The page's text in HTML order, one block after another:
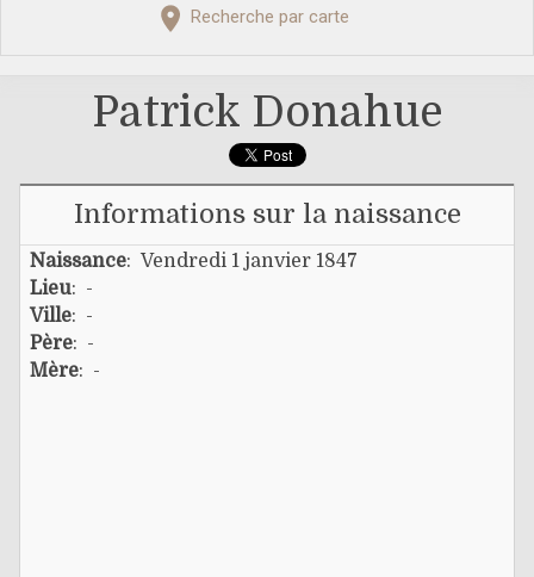
Recherche par carte
Patrick Donahue
Informations sur la naissance
Naissance: Vendredi 1 janvier 1847
Lieu: -
Ville: -
Père: -
Mère: -